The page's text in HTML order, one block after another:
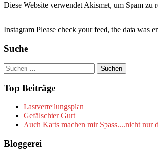
Diese Website verwendet Akismet, um Spam zu
Instagram Please check your feed, the data was
Suche
Suchen
nach:
Top Beiträge
Lastverteilungsplan
Gefälschter Gurt
Auch Karts machen mir Spass....nicht nur
Bloggerei